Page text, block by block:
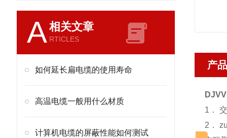
A相关文章
RTICLES
如何延长扁电缆的使用寿命
高温电缆一般用什么材质
计算机电缆的屏蔽性能如何测试
产
1．
2．